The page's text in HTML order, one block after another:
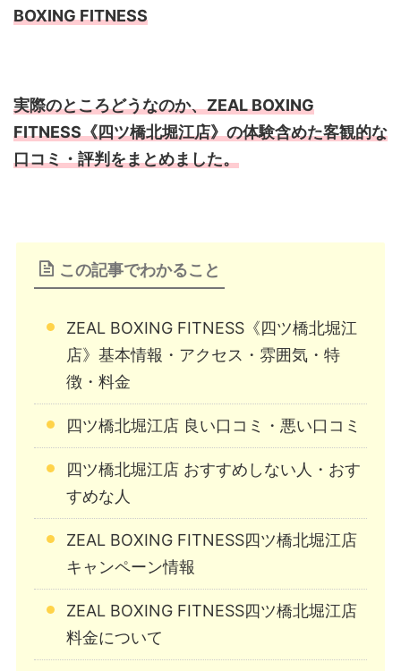
BOXING FITNESS
実際のところどうなのか、ZEAL BOXING
FITNESS《四ツ橋北堀江店》の体験含めた客観的な
口コミ・評判をまとめました。
この記事でわかること
ZEAL BOXING FITNESS《四ツ橋北堀江
店》基本情報・アクセス・雰囲気・特
徴・料金
四ツ橋北堀江店 良い口コミ・悪い口コミ
四ツ橋北堀江店 おすすめしない人・おす
すめな人
ZEAL BOXING FITNESS四ツ橋北堀江店
キャンペーン情報
ZEAL BOXING FITNESS四ツ橋北堀江店
料金について